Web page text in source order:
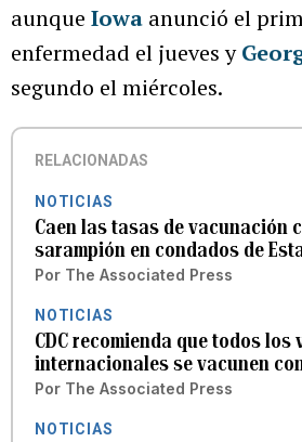
aunque Iowa anunció el
enfermedad el jueves y
segundo el miércoles.
RELACIONADAS
NOTICIAS
Caen las tasas de vacunación
sarampión en condados de
Por The Associated Press
NOTICIAS
CDC recomienda que todos los
internacionales se vacunen
Por The Associated Press
NOTICIAS